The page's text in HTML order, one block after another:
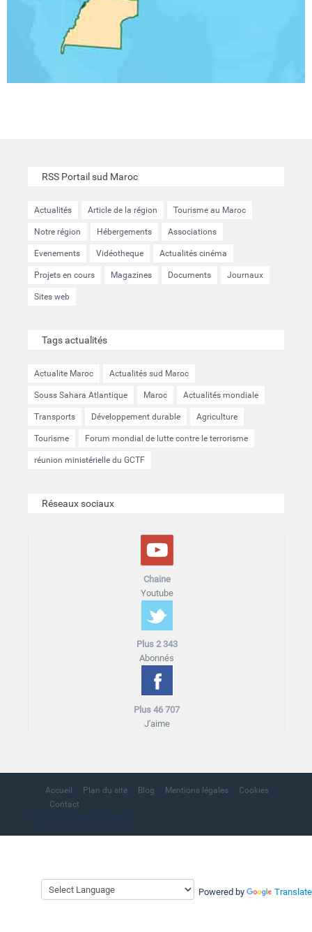
Powered by Translate
RSS Portail sud Maroc
Actualités Article de la région Tourisme au Maroc
Notre région Hébergements Associations
Evenements Vidéotheque Actualités cinéma
Projets en cours Magazines Documents Journaux
Sites web
Tags actualités
Actualite Maroc Actualités sud Maroc
Souss Sahara Atlantique Maroc Actualités mondiale
Transports Développement durable Agriculture
Tourisme Forum mondial de lutte contre le terrorisme
réunion ministérielle du GCTF
Réseaux sociaux
Chaine
Youtube
Plus 2 343
Abonnés
Plus 46 707
J'aime
Accueil Plan du site Blog Mentions légales
Cookies
Contact